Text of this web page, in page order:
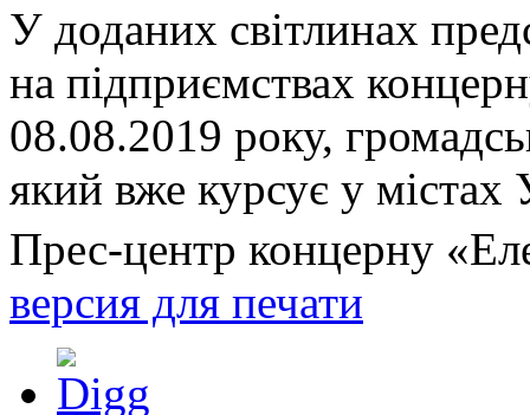
У доданих світлинах
на підприємствах
08.08.2019 року,
який вже курсує у містах
Прес-центр концерну
версия для печати